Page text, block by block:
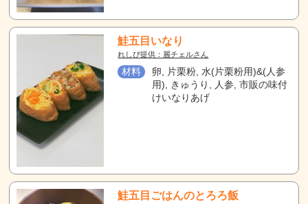
鮭五目いなり
れしぴ提供：麗チェルさん
材料
卵, 片栗粉, 水(片栗粉用)&(人参
用), きゅうり, 人参, 市販の味付
けいなりあげ
鮭五目ごはんのとろろ飯